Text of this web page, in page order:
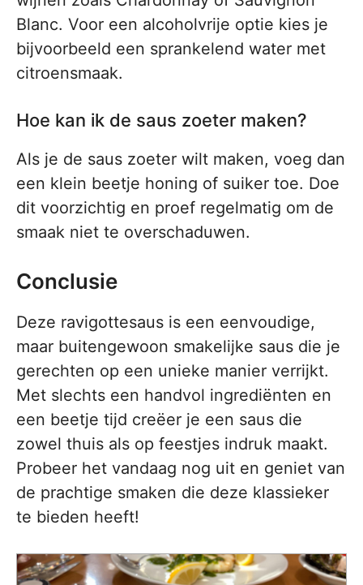
Blanc. Voor een alcoholvrije optie kies je
bijvoorbeeld een sprankelend water met
citroensmaak.
Hoe kan ik de saus zoeter maken?
Als je de saus zoeter wilt maken, voeg dan
een klein beetje honing of suiker toe. Doe
dit voorzichtig en proef regelmatig om de
smaak niet te overschaduwen.
Conclusie
Deze ravigottesaus is een eenvoudige,
maar buitengewoon smakelijke saus die je
gerechten op een unieke manier verrijkt.
Met slechts een handvol ingrediënten en
een beetje tijd creëer je een saus die
zowel thuis als op feestjes indruk maakt.
Probeer het vandaag nog uit en geniet van
de prachtige smaken die deze klassieker
te bieden heeft!